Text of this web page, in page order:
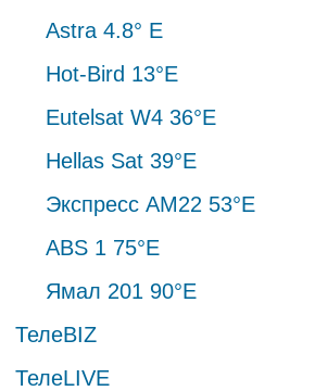
Astra 4.8° Е
Hot-Bird 13°E
Eutelsat W4 36°E
Hellas Sat 39°E
Экспресс АМ22 53°E
ABS 1 75°E
Ямал 201 90°E
ТелеBIZ
ТелеLIVE